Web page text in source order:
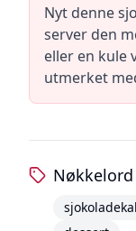
Nyt denne
server den
eller en kule
utmerket
Nøkkelord